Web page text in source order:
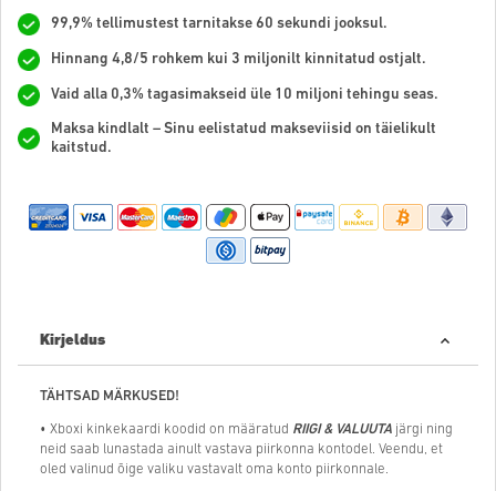
99,9% tellimustest tarnitakse 60 sekundi jooksul.
Hinnang 4,8/5 rohkem kui 3 miljonilt kinnitatud ostjalt.
Vaid alla 0,3% tagasimakseid üle 10 miljoni tehingu seas.
Maksa kindlalt – Sinu eelistatud makseviisid on täielikult
kaitstud.
Kirjeldus
TÄHTSAD MÄRKUSED!
• Xboxi kinkekaardi koodid on määratud RIIGI & VALUUTA järgi ning
neid saab lunastada ainult vastava piirkonna kontodel. Veendu, et
oled valinud õige valiku vastavalt oma konto piirkonnale.